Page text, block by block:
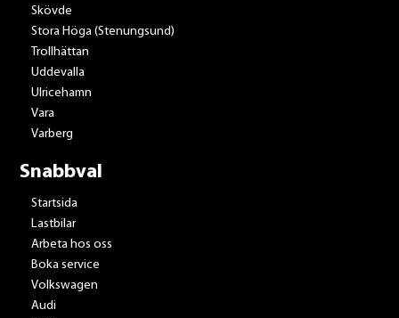
Skövde
Stora Höga (Stenungsund)
Trollhättan
Uddevalla
Ulricehamn
Vara
Varberg
Snabbval
Startsida
Lastbilar
Arbeta hos oss
Boka service
Volkswagen
Audi